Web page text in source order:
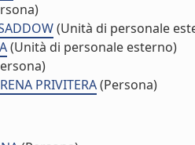
(Unità di personale
(Unità di personale esterno)
PRIVITERA(Persona)